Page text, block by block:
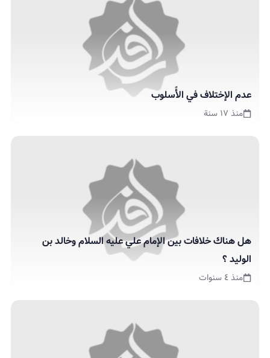
عدم الإختلاف في الأُسلوب
منذ ١٧ سنة
هل هناك خلافات بين الإمام علي عليه السلام وخالد بن
الوليد ؟
منذ ٤ سنوات